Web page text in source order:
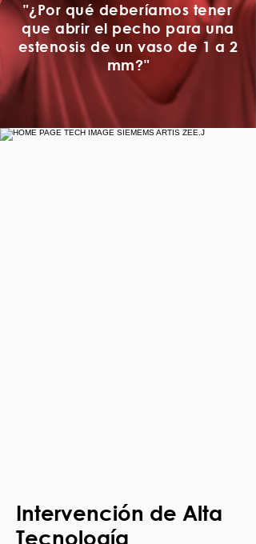
"¿Por qué deberíamos tener
que abrir el pecho para una
estenosis de un vaso de 1 a 2
mm?"
Intervención de Alta
Tecnología